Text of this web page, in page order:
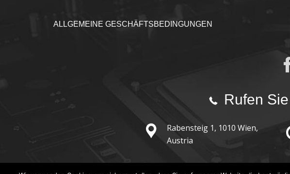
ALLGEMEINE GESCHÄFTSBEDINGUNGEN
Rufen
Rabensteig 1, 1010 Wien,
Austria